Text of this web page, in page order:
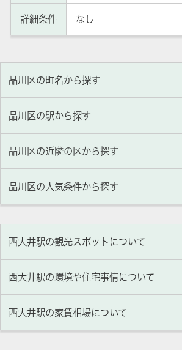
詳細条件 なし
品川区の町名から探す
品川区の駅から探す
品川区の近隣の区から探す
品川区の人気条件から探す
西大井駅の観光スポットについて
西大井駅の環境や住宅事情について
西大井駅の家賃相場について